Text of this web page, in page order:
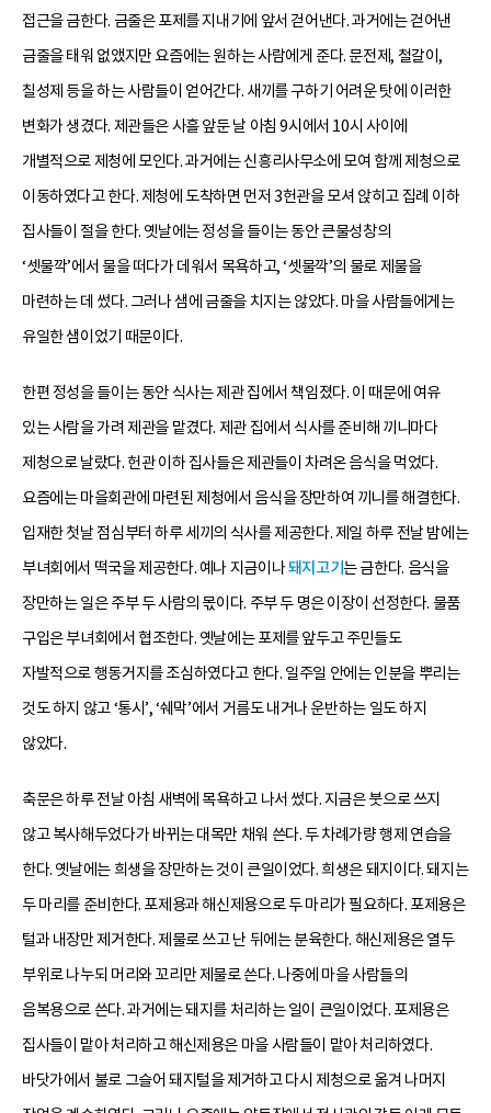
접근을 금한다. 금줄은 포제를 지내기에 앞서 걷어낸다. 과거에는 걷어낸
금줄을 태워 없앴지만 요즘에는 원하는 사람에게 준다. 문전제, 철갈이,
칠성제 등을 하는 사람들이 얻어간다. 새끼를 구하기 어려운 탓에 이러한
변화가 생겼다. 제관들은 사흘 앞둔 날 아침 9시에서 10시 사이에
개별적으로 제청에 모인다. 과거에는 신흥리사무소에 모여 함께 제청으로
이동하였다고 한다. 제청에 도착하면 먼저 3헌관을 모셔 앉히고 집례 이하
집사들이 절을 한다. 옛날에는 정성을 들이는 동안 큰물성창의
‘셋물깍’에서 물을 떠다가 데워서 목욕하고, ‘셋물깍’의 물로 제물을
마련하는 데 썼다. 그러나 샘에 금줄을 치지는 않았다. 마을 사람들에게는
유일한 샘이었기 때문이다.
한편 정성을 들이는 동안 식사는 제관 집에서 책임졌다. 이 때문에 여유
있는 사람을 가려 제관을 맡겼다. 제관 집에서 식사를 준비해 끼니마다
제청으로 날랐다. 헌관 이하 집사들은 제관들이 차려온 음식을 먹었다.
요즘에는 마을회관에 마련된 제청에서 음식을 장만하여 끼니를 해결한다.
입재한 첫날 점심부터 하루 세끼의 식사를 제공한다. 제일 하루 전날 밤에는
부녀회에서 떡국을 제공한다. 예나 지금이나돼지고기 는 금한다. 음식을
장만하는 일은 주부 두 사람의 몫이다. 주부 두 명은 이장이 선정한다. 물품
구입은 부녀회에서 협조한다. 옛날에는 포제를 앞두고 주민들도
자발적으로 행동거지를 조심하였다고 한다. 일주일 안에는 인분을 뿌리는
것도 하지 않고 ‘통시’, ‘쉐막’에서 거름도 내거나 운반하는 일도 하지
않았다.
축문은 하루 전날 아침 새벽에 목욕하고 나서 썼다. 지금은 붓으로 쓰지
않고 복사해두었다가 바뀌는 대목만 채워 쓴다. 두 차례가량 행제 연습을
한다. 옛날에는 희생을 장만하는 것이 큰일이었다. 희생은 돼지이다. 돼지는
두 마리를 준비한다. 포제용과 해신제용으로 두 마리가 필요하다. 포제용은
털과 내장만 제거한다. 제물로 쓰고 난 뒤에는 분육한다. 해신제용은 열두
부위로 나누되 머리와 꼬리만 제물로 쓴다. 나중에 마을 사람들의
음복용으로 쓴다. 과거에는 돼지를 처리하는 일이 큰일이었다. 포제용은
집사들이 맡아 처리하고 해신제용은 마을 사람들이 맡아 처리하였다.
바닷가에서 불로 그슬어 돼지털을 제거하고 다시 제청으로 옮겨 나머지